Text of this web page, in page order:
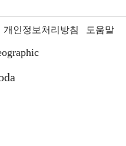
개인정보처리방침 도움말